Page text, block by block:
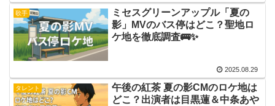
歌手
ミセスグリーンアップル「夏の
影」MVのバス停はどこ？聖地ロ
ケ地を徹底調査🚌✨
2025.08.29
タレント
午後の紅茶 夏の影CMのロケ地は
どこ？出演者は目黒蓮＆中条あや